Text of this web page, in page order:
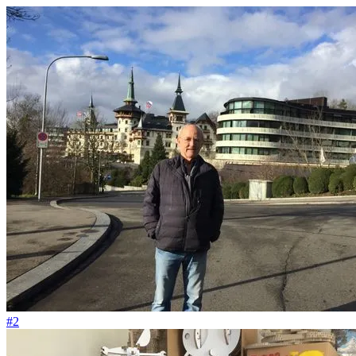
#115
Huhn und Mensch freuen sich beide über den Frühling.
#2